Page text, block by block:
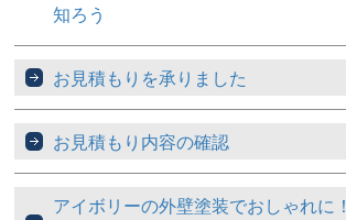
知ろう
お見積もりを承りました
お見積もり内容の確認
アイボリーの外壁塗装でおしゃれに！